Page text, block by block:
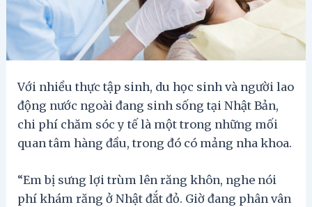
Với nhiều thực tập sinh, du học sinh và người lao
động nước ngoài đang sinh sống tại Nhật Bản,
chi phí chăm sóc y tế là một trong những mối
quan tâm hàng đầu, trong đó có mảng nha khoa.
“Em bị sưng lợi trùm lên răng khôn, nghe nói
phí khám răng ở Nhật đắt đỏ. Giờ đang phân vân